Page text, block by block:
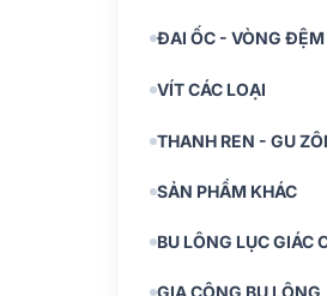
ĐAI ỐC - VÒNG ĐỆM
VÍT CÁC LOẠI
THANH REN - GU
SẢN PHẨM KHÁC
BU LÔNG LỤC GIÁC
GIA CÔNG BU LÔNG